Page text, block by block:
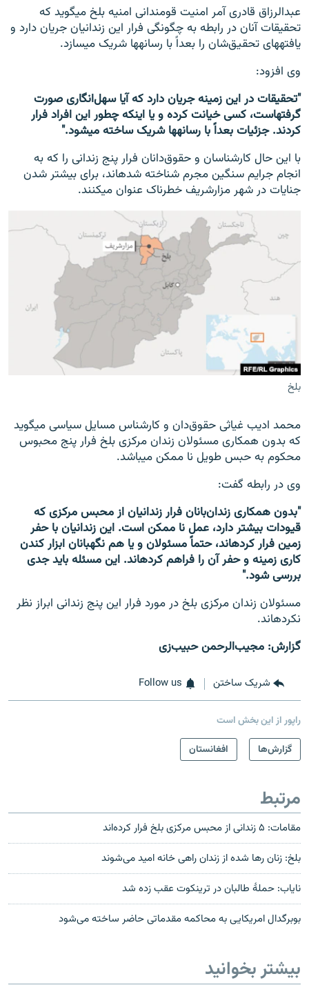
عبدالرزاق قادری آمر امنیت قومندانی امنیه بلخ می‎گوید که
تحقیقات آنان در رابطه به چگونگی فرار این زندانیان جریان دارد و
یافته‎های تحقیق‌شان را بعداً با رسانه‎ها شریک می‎سازد.
وی افزود:
"تحقیقات در این زمینه جریان دارد که آیا سهل‌انگاری صورت
گرفته‎است، کسی خیانت کرده و یا این‎که چطور این افراد فرار
کردند. جزئیات بعداً با رسانه‎ها شریک ساخته می‎شود."
با این حال کارشناسان و حقوق‌دانان فرار پنج زندانی را که به
انجام جرایم سنگین مجرم شناخته شده‎اند، برای بیشتر شدن
جنایات در شهر مزارشریف خطرناک عنوان می‎کنند.
بلخ
محمد ادیب غیاثی حقوق‌دان و کارشناس مسایل سیاسی می‎گوید
که بدون همکاری مسئولان زندان مرکزی بلخ فرار پنج محبوس
محکوم به حبس طویل نا ممکن می‎باشد.
وی در رابطه گفت:
"بدون همکاری زندان‌بانان فرار زندانیان از محبس مرکزی که
قیودات بیشتر دارد، عمل نا ممکن است. این زندانیان با حفر
زمین فرار کرده‎اند، حتماً مسئولان و یا هم نگهبانان ابزار کندن
کاری زمینه و حفر آن را فراهم کرده‎اند. این مسئله باید جدی
بررسی شود."
مسئولان زندان مرکزی بلخ در مورد فرار این پنج زندانی ابراز نظر
نکرده‎اند.
گزارش: مجیب‌الرحمن حبیب‌زی
شریک ساختن Follow us
راپور از این بخش است
گزارش‌ها
افغانستان
مرتبط
مقامات: ۵ زندانی از محبس مرکزی بلخ فرار کرده‌اند
بلخ: زنان رها شده از زندان راهی خانه امید می‌شوند
نایاب: حملۀ طالبان در ترینکوت عقب زده شد
بوبرگدال امریکایی به محاکمه مقدماتی حاضر ساخته می‌شود
بیشتر بخوانید